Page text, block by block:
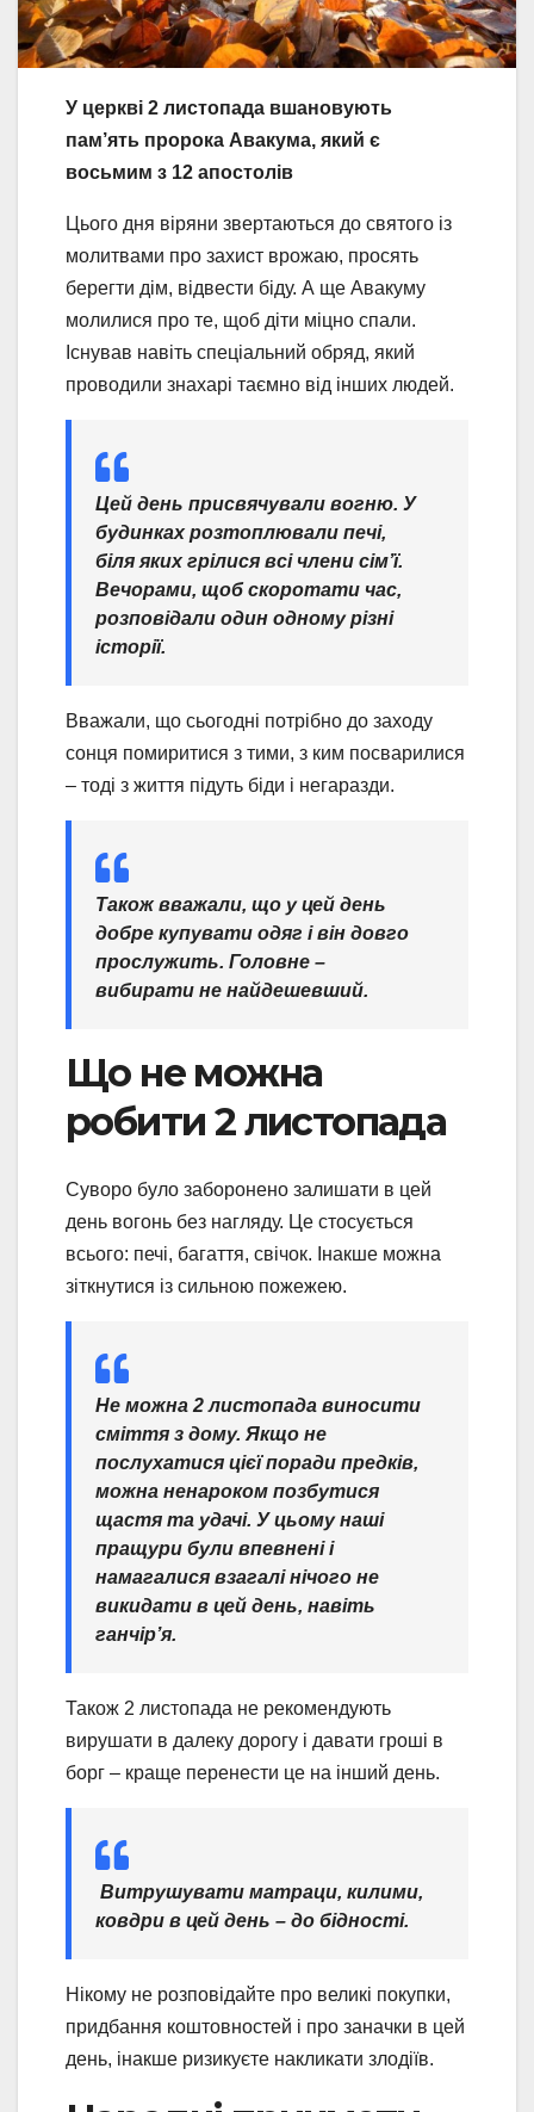
У церкві 2 листопада вшановують
пам’ять пророка Авакума, який є
восьмим з 12 апостолів
Цього дня віряни звертаються до святого із
молитвами про захист врожаю, просять
берегти дім, відвести біду. А ще Авакуму
молилися про те, щоб діти міцно спали.
Існував навіть спеціальний обряд, який
проводили знахарі таємно від інших людей.
Цей день присвячували вогню. У
будинках розтоплювали печі,
біля яких грілися всі члени сім’ї.
Вечорами, щоб скоротати час,
розповідали один одному різні
історії.
Вважали, що сьогодні потрібно до заходу
сонця помиритися з тими, з ким посварилися
– тоді з життя підуть біди і негаразди.
Також вважали, що у цей день
добре купувати одяг і він довго
прослужить. Головне –
вибирати не найдешевший.
Що не можна
робити 2 листопада
Суворо було заборонено залишати в цей
день вогонь без нагляду. Це стосується
всього: печі, багаття, свічок. Інакше можна
зіткнутися із сильною пожежею.
Не можна 2 листопада виносити
сміття з дому. Якщо не
послухатися цієї поради предків,
можна ненароком позбутися
щастя та удачі. У цьому наші
пращури були впевнені і
намагалися взагалі нічого не
викидати в цей день, навіть
ганчір’я.
Також 2 листопада не рекомендують
вирушати в далеку дорогу і давати гроші в
борг – краще перенести це на інший день.
Витрушувати матраци, килими,
ковдри в цей день – до бідності.
Нікому не розповідайте про великі покупки,
придбання коштовностей і про заначки в цей
день, інакше ризикуєте накликати злодіїв.